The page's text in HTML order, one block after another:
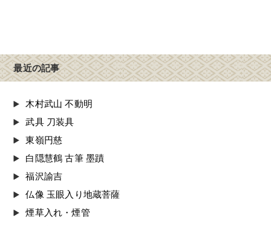
最近の記事
木村武山 不動明
武具 刀装具
東嶺円慈
白隠慧鶴 古筆 墨蹟
福沢諭吉
仏像 玉眼入り地蔵菩薩
煙草入れ・煙管